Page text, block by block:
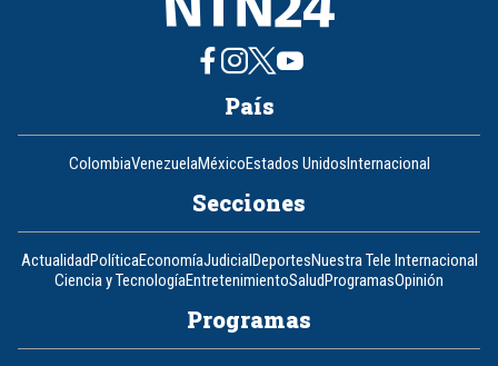
País
ColombiaVenezuelaMéxicoEstados Unidos Internacional
Secciones
Actualidad PolíticaEconomíaJudicial DeportesNuestra Tele Internacional
Ciencia y TecnologíaEntretenimientoSalud ProgramasOpinión
Programas